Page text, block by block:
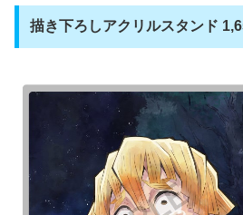
描き下ろしアクリルスタンド